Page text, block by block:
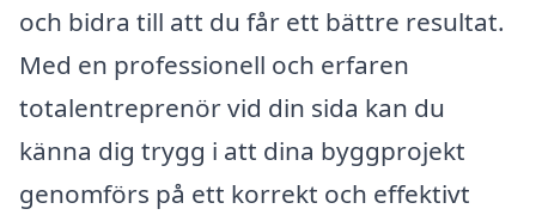
och bidra till att du får ett bättre resultat.
Med en professionell och erfaren
totalentreprenör vid din sida kan du
känna dig trygg i att dina byggprojekt
genomförs på ett korrekt och effektivt